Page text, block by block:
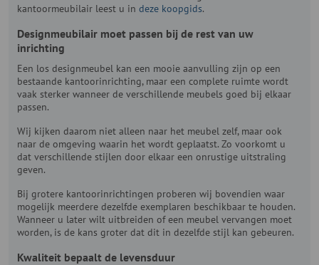
kantoormeubilair leest u in deze koopgids.
Designmeubilair moet passen bij de rest van uw
inrichting
Een los designmeubel kan een mooie aanvulling zijn op een
bestaande kantoorinrichting, maar een complete ruimte wordt
vaak sterker wanneer de verschillende meubels goed bij elkaar
passen.
Wij kijken daarom niet alleen naar het meubel zelf, maar ook
naar de omgeving waarin het wordt geplaatst. Zo voorkomt u
dat verschillende stijlen door elkaar een onrustige uitstraling
geven.
Bij grotere kantoorinrichtingen proberen wij bovendien waar
mogelijk meerdere dezelfde exemplaren beschikbaar te houden.
Wanneer u later wilt uitbreiden of een meubel vervangen moet
worden, is de kans groter dat dit in dezelfde stijl kan gebeuren.
Kwaliteit bepaalt de levensduur